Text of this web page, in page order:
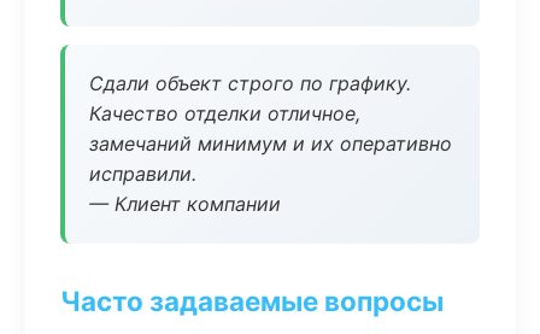
Сдали объект строго по графику.
Качество отделки отличное,
замечаний минимум и их оперативно
исправили.
— Клиент компании
Часто задаваемые вопросы